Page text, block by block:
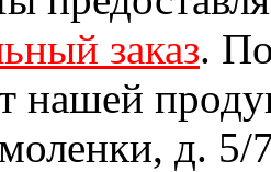
заказ.
нашей
д. 5/